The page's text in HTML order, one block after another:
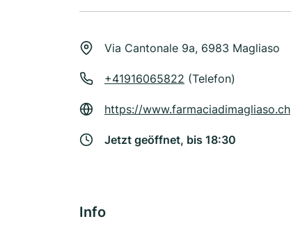
Via Cantonale 9a, 6983 Magliaso
+41916065822 (Telefon)
https://www.farmaciadimagliaso.ch
Jetzt geöffnet, bis 18:30
Info